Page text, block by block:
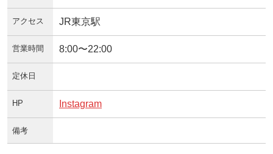
アクセス JR東京駅
営業時間 8:00〜22:00
定休日
HP Instagram
備考